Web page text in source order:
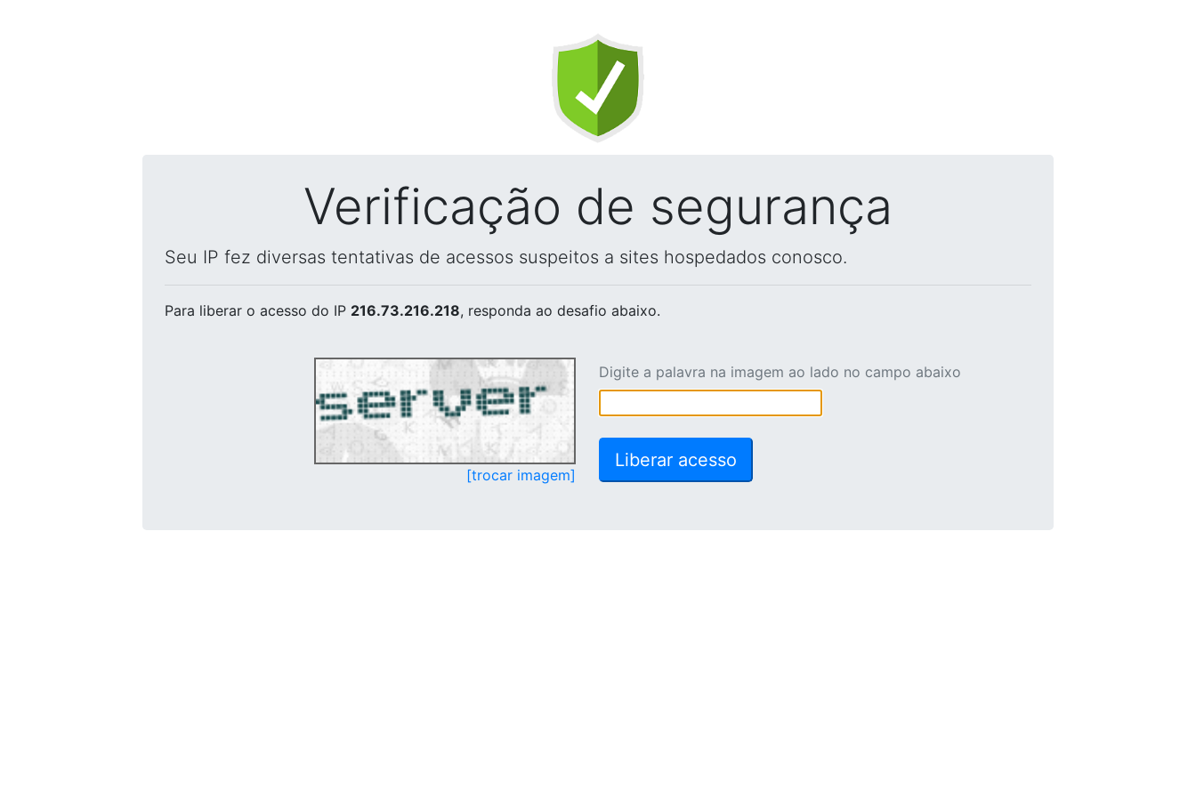
Verificação de segurança
Seu IP fez diversas tentativas de acessos suspeitos a sites hospedados conosco.
Para liberar o acesso do IP 216.73.216.218, responda ao desafio abaixo.
[trocar imagem]
Digite a palavra na imagem ao lado no campo abaixo